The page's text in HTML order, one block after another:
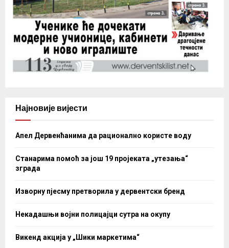
Најновије вијести
Апел Дервенћанима да рационално користе воду
Станарима помоћ за још 19 пројеката „утезања“
зграда
Изворну пјесму претворила у дервентски бренд
Некадашњи војни полицајци сутра на окупу
Викенд акција у „Шики маркетима“